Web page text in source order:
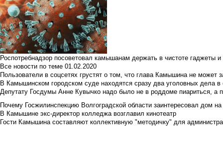
Роспотребнадзор посоветовал камышанам держать в чистоте гаджеты
Все новости по теме 01.02.2020
Пользователи в соцсетях грустят о том, что глава Камышина не может
В Камышинском городском суде находятся сразу два уголовных дела
Депутату Госдумы Анне Кувычко надо было не в роддоме пиариться, а
Почему Госжилинспекцию Волгоградской области заинтересовал дом
В Камышине экс-директор колледжа возглавил кинотеатр
Гости Камышина составляют коллективную "методичку" для